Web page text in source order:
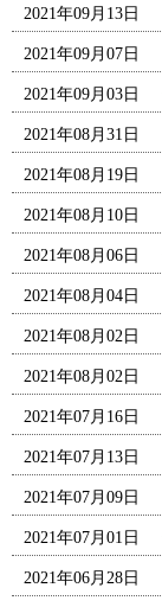
2021年09月13日
2021年09月07日
2021年09月03日
2021年08月31日
2021年08月19日
2021年08月10日
2021年08月06日
2021年08月04日
2021年08月02日
2021年08月02日
2021年07月16日
2021年07月13日
2021年07月09日
2021年07月01日
2021年06月28日